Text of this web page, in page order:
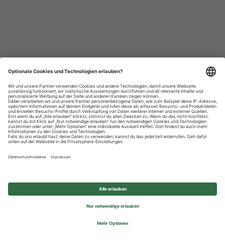
Datenschutzhinweise
Impressum
Privatsphäre-Einstellungen
© 2026 REWE Group - All rights reserved